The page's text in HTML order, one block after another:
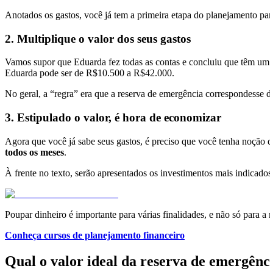
Anotados os gastos, você já tem a primeira etapa do planejamento
2. Multiplique o valor dos seus gastos
Vamos supor que Eduarda fez todas as contas e concluiu que têm
Eduarda pode ser de R$10.500 a R$42.000.
No geral, a “regra” era que a reserva de emergência
3. Estipulado o valor, é hora de economizar
Agora que você já sabe seus gastos, é preciso que você tenha
todos os meses.
À frente no texto, serão apresentados os investimentos mais
Poupar dinheiro é importante para várias finalidades, e não só para a
Conheça cursos de planejamento financeiro
Qual o valor ideal da reserva de